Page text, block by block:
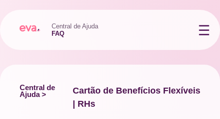
Central de Ajuda
FAQ
Central de
Ajuda >
Cartão de Benefícios Flexíveis
| RHs